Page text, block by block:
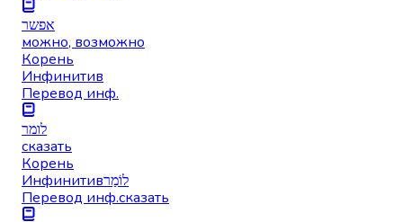
אפשר
можно, возможно
Корень
Инфинитив
Перевод инф.
לומר
сказать
Корень
Инфинитивלוֹמַר
Перевод инф.сказать